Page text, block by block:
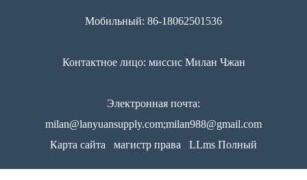
Мобильный: 86-18062501536
Контактное лицо: миссис Милан Чжан
Электронная почта:
milan@lanyuansupply.com;milan988@gmail.com
Карта сайта
магистр права LLms Полный